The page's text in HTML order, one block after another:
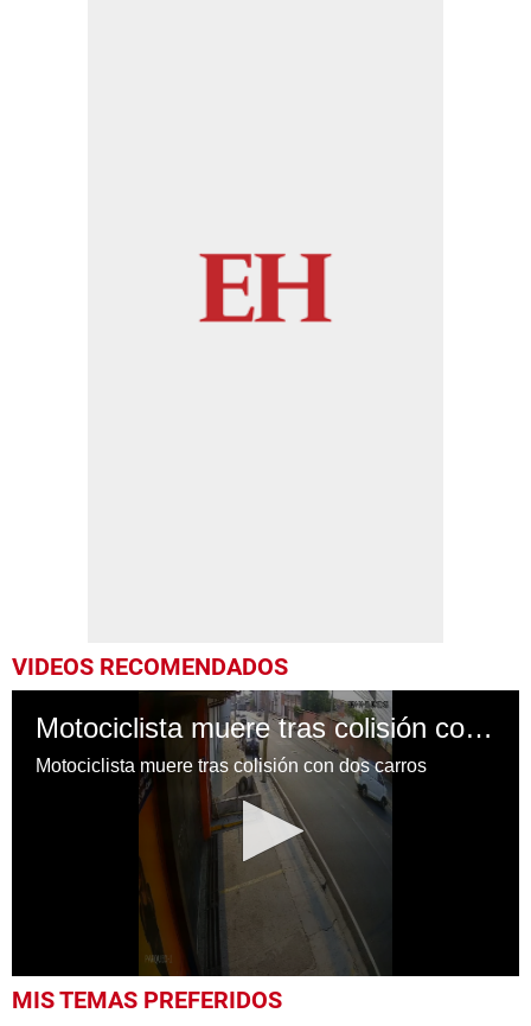
VIDEOS RECOMENDADOS
Motociclista muere tras colisión con dos carros
Motociclista muere tras colisión con dos carros
seconds
MIS TEMAS PREFERIDOS